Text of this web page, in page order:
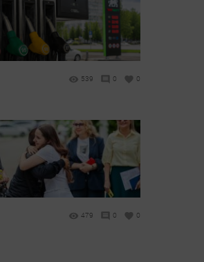
539 0 0
479 0 0